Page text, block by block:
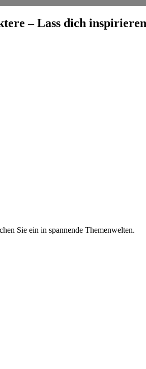
– Lass dich
Sie ein in spannende Themenwelten.